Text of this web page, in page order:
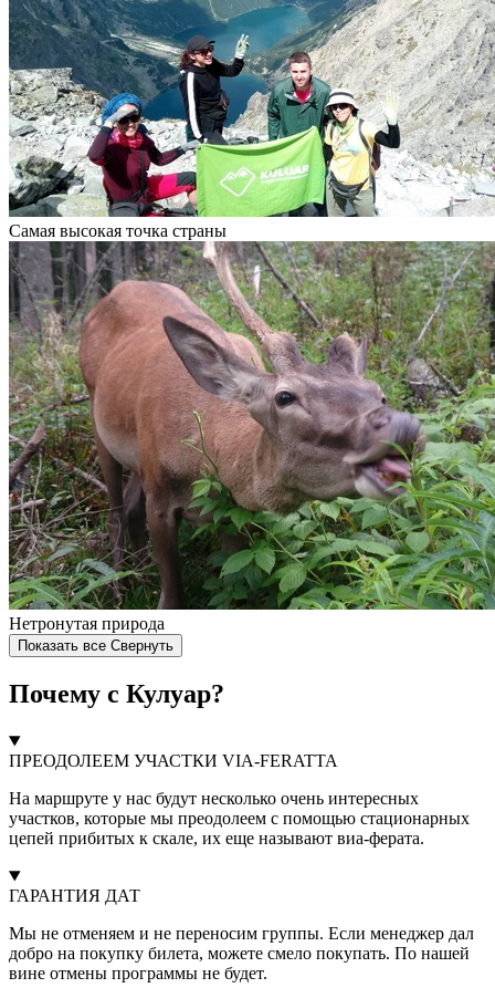
Самая высокая точка страны
Нетронутая природа
Показать все Свернуть
Почему с Кулуар?
ПРЕОДОЛЕЕМ УЧАСТКИ VIA-FERATTA
На маршруте у нас будут несколько очень интересных
участков, которые мы преодолеем с помощью стационарных
цепей прибитых к скале, их еще называют виа-ферата.
ГАРАНТИЯ ДАТ
Мы не отменяем и не переносим группы. Если менеджер дал
добро на покупку билета, можете смело покупать. По нашей
вине отмены программы не будет.